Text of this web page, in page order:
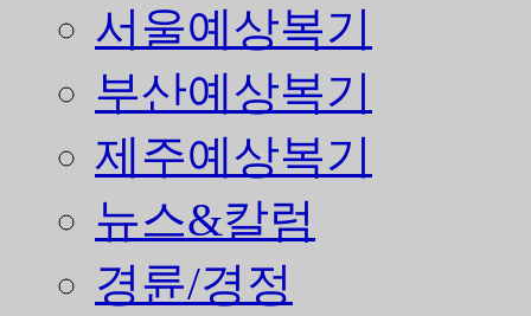
서울예상복기
부산예상복기
제주예상복기
뉴스&칼럼
경륜/경정